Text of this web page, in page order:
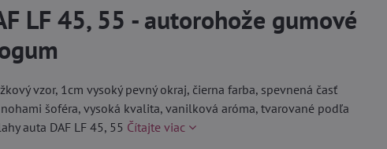
LF 45, 55 - autorohože gumové
vzor, 1cm vysoký pevný okraj, čierna farba, spevnená časť
šoféra, vysoká kvalita, vanilková aróma, tvarované podľa
auta DAF LF 45, 55 Čítajte viac